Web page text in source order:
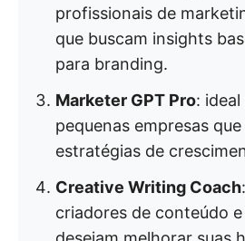
profissionais de
que buscam insights
para branding.
Marketer GPT Pro:
pequenas empresas
estratégias de
Creative Writing Coach
criadores de conteúdo